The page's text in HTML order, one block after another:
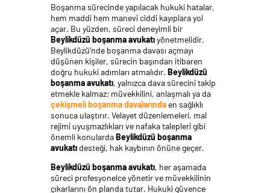
Boşanma sürecinde yapılacak hukuki hatalar,
hem maddi hem manevi ciddi kayıplara yol
açar. Bu yüzden, süreci deneyimli bir
Beylikdüzü boşanma avukatıyönetmelidir.
Beylikdüzü’nde boşanma davası açmayı
düşünen kişiler, sürecin başından itibaren
doğru hukuki adımları atmalıdır. Beylikdüzü
boşanma avukatı, yalnızca dava sürecini takip
etmekle kalmaz; müvekkilini, anlaşmalı ya da
çekişmeli boşanma davalarında en sağlıklı
sonuca ulaştırır. Velayet düzenlemeleri, mal
rejimi uyuşmazlıkları ve nafaka talepleri gibi
önemli konulardaBeylikdüzü boşanma
avukatı desteği, hak kaybının önüne geçer.
Beylikdüzü boşanma avukatı, her aşamada
süreci profesyonelce yönetir ve müvekkilinin
çıkarlarını ön planda tutar. Hukuki güvence